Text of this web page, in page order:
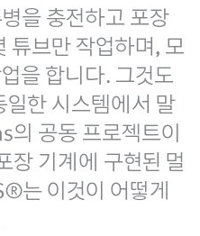
을 충전하고 포장
튜브만 작업하며, 모
을 합니다. 그것도
한 시스템에서 말
의 공동 프로젝트이
장 기계에 구현된 멀
는 이것이 어떻게